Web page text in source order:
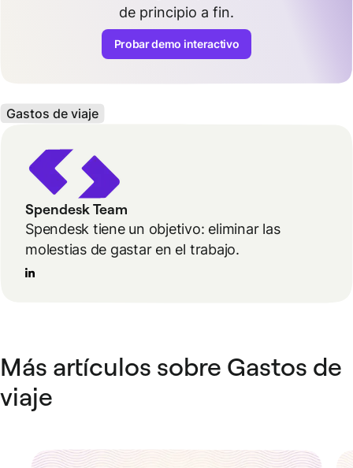
de principio a fin.
Probar demo interactivo
Gastos de viaje
Spendesk Team
Spendesk tiene un objetivo: eliminar las
molestias de gastar en el trabajo.
Más artículos sobre Gastos de
viaje